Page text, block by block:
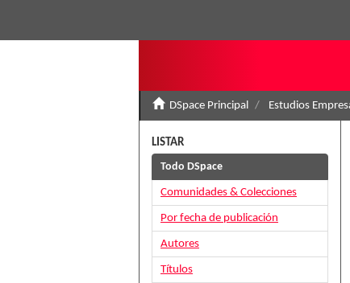
DSpace Principal Estudios
LISTAR
Todo DSpace
Comunidades & Colecciones
Por fecha de publicación
Autores
Títulos